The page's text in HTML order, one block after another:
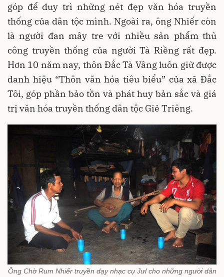
góp để duy trì những nét đẹp văn hóa truyền
thống của dân tộc mình. Ngoài ra, ông Nhiếr còn
là người đan mây tre với nhiều sản phẩm thủ
công truyền thống của người Tà Riềng rất đẹp.
Hơn 10 năm nay, thôn Đắc Tà Vâng luôn giữ được
danh hiệu “Thôn văn hóa tiêu biểu” của xã Đắc
Tôi, góp phần bảo tồn và phát huy bản sắc và giá
trị văn hóa truyền thống dân tộc Giẻ Triêng.
Ông Chờ Rum Nhiếr truyền dạy nhạc cụ Jưl cho những người dân